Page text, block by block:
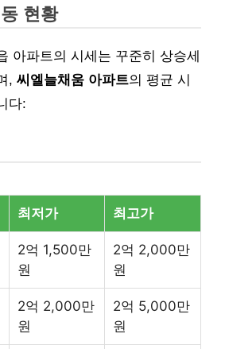
현황
아파트의 시세는 꾸준히 상승세
, 씨엘늘채움 아파트의 평균 시
다:
최저가 최고가
2억 1,500만
원
2억 2,000만
원
2억 2,000만
원
2억 5,000만
원